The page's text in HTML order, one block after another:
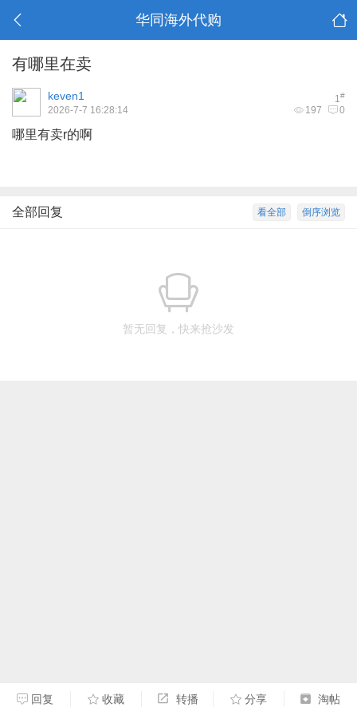
华同海外代购
有哪里在卖
1#
keven1
197 0
2026-7-7 16:28:14
哪里有卖r的啊
倒序浏览
看全部
全部回复
暂无回复，快来抢沙发
回复 收藏 转播 分享 淘帖